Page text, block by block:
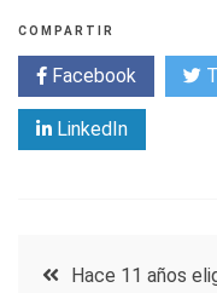
COMPARTIR
Facebook
LinkedIn
Hace 11 años